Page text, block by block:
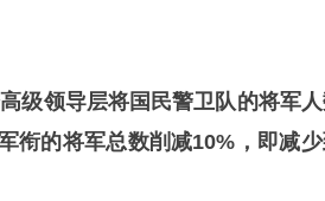
高级领导层将国民警卫队的将军
衔的将军总数削减10%，即减少